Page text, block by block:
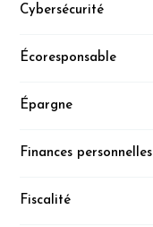
Cybersécurité
Écoresponsable
Épargne
Finances personnelles
Fiscalité